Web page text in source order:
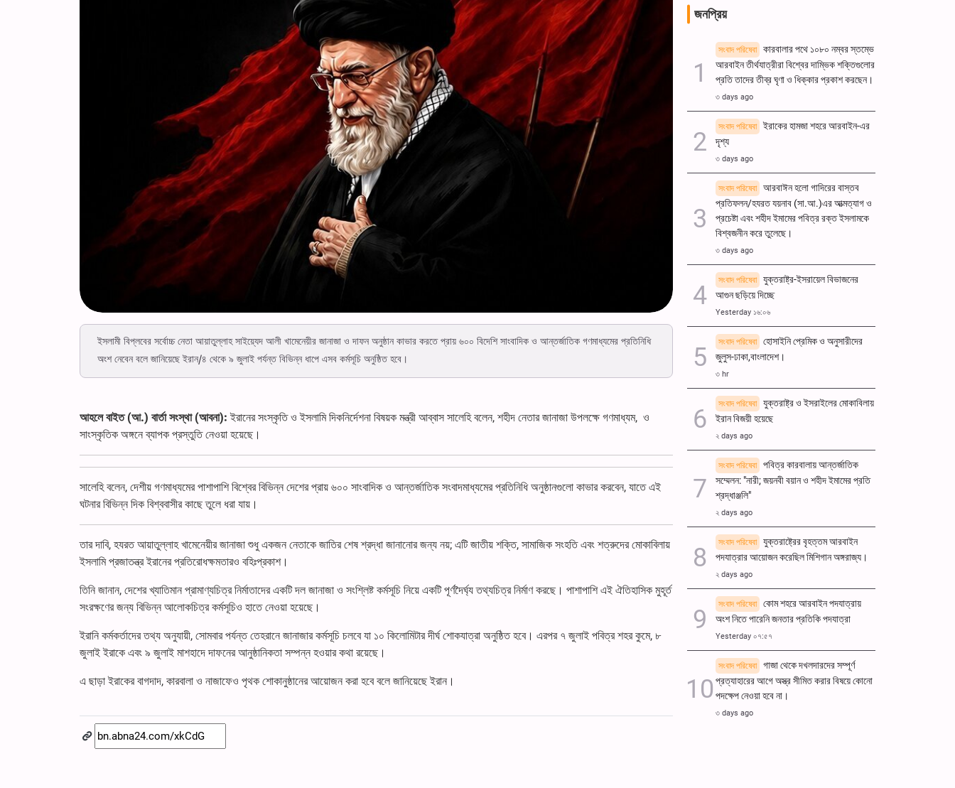
ইসলামী বিপ্লবের সর্বোচ্চ নেতা আয়াতুল্লাহ সাইয়্যেদ আলী খামেনেয়ীর জানাজা ও দাফন অনুষ্ঠান কাভার করতে প্রায় ৬০০ বিদেশি সাংবাদিক ও আন্তর্জাতিক গণমাধ্যমের প্রতিনিধি
অংশ নেবেন বলে জানিয়েছে ইরান/৪ থেকে ৯ জুলাই পর্যন্ত বিভিন্ন ধাপে এসব কর্মসূচি অনুষ্ঠিত হবে।
আহলে বাইত (আ.) বার্তা সংস্থা (আবনা): ইরানের সংস্কৃতি ও ইসলামি দিকনির্দেশনা বিষয়ক মন্ত্রী আব্বাস সালেহি বলেন, শহীদ নেতার জানাজা উপলক্ষে গণমাধ্যম, ও
সাংস্কৃতিক অঙ্গনে ব্যাপক প্রস্তুতি নেওয়া হয়েছে।
সালেহি বলেন, দেশীয় গণমাধ্যমের পাশাপাশি বিশ্বের বিভিন্ন দেশের প্রায় ৬০০ সাংবাদিক ও আন্তর্জাতিক সংবাদমাধ্যমের প্রতিনিধি অনুষ্ঠানগুলো কাভার করবেন, যাতে এই
ঘটনার বিভিন্ন দিক বিশ্ববাসীর কাছে তুলে ধরা যায়।
তার দাবি, হযরত আয়াতুল্লাহ খামেনেয়ীর জানাজা শুধু একজন নেতাকে জাতির শেষ শ্রদ্ধা জানানোর জন্য নয়; এটি জাতীয় শক্তি, সামাজিক সংহতি এবং শত্রুদের মোকাবিলায়
ইসলামি প্রজাতন্ত্র ইরানের প্রতিরোধক্ষমতারও বহিঃপ্রকাশ।
তিনি জানান, দেশের খ্যাতিমান প্রামাণ্যচিত্র নির্মাতাদের একটি দল জানাজা ও সংশ্লিষ্ট কর্মসূচি নিয়ে একটি পূর্ণদৈর্ঘ্য তথ্যচিত্র নির্মাণ করছে। পাশাপাশি এই ঐতিহাসিক মুহূর্ত
সংরক্ষণের জন্য বিভিন্ন আলোকচিত্র কর্মসূচিও হাতে নেওয়া হয়েছে।
ইরানি কর্মকর্তাদের তথ্য অনুযায়ী, সোমবার পর্যন্ত তেহরানে জানাজার কর্মসূচি চলবে যা ১০ কিলোমিটার দীর্ঘ শোকযাত্রা অনুষ্ঠিত হবে। এরপর ৭ জুলাই পবিত্র শহর কুমে, ৮
জুলাই ইরাকে এবং ৯ জুলাই মাশহাদে দাফনের আনুষ্ঠানিকতা সম্পন্ন হওয়ার কথা রয়েছে।
এ ছাড়া ইরাকের বাগদাদ, কারবালা ও নাজাফেও পৃথক শোকানুষ্ঠানের আয়োজন করা হবে বলে জানিয়েছে ইরান।
জনপ্রিয়
সংবাদ পরিষেবা
কারবালার পথে ১০৮০ নম্বর স্তম্ভে
আরবাইন তীর্থযাত্রীরা বিশ্বের দাম্ভিক শক্তিগুলোর
প্রতি তাদের তীব্র ঘৃণা ও ধিক্কার প্রকাশ করছেন।
৩ days ago
সংবাদ পরিষেবা
ইরাকের হামজা শহরে আরবাইন-এর
দৃশ্য
৩ days ago
সংবাদ পরিষেবা
আরবাঈন হলো গাদিরের বাস্তব
প্রতিফলন/হযরত যয়নাব (সা.আ.)এর আত্মত্যাগ ও
প্রচেষ্টা এবং শহীদ ইমামের পবিত্র রক্ত ​​ইসলামকে
বিশ্বজনীন করে তুলেছে।
৩ days ago
সংবাদ পরিষেবা
যুক্তরাষ্ট্র-ইসরায়েল বিভাজনের
আগুন ছড়িয়ে দিচ্ছে
Yesterday ১৬:০৬
সংবাদ পরিষেবা
হোসাইনি প্রেমিক ও অনুসারীদের
জুলুস-ঢাকা,বাংলাদেশ।
৩ hr
সংবাদ পরিষেবা
যুক্তরাষ্ট্র ও ইসরাইলের মোকাবিলায়
ইরান বিজয়ী হয়েছে
২ days ago
সংবাদ পরিষেবা
পবিত্র কারবালায় আন্তর্জাতিক
সম্মেলন: "নারী; জয়নবী বয়ান ও শহীদ ইমামের প্রতি
শ্রদ্ধাঞ্জলি"
২ days ago
সংবাদ পরিষেবা
যুক্তরাষ্ট্রের বৃহত্তম আরবাইন
পদযাত্রার আয়োজন করেছিল মিশিগান অঙ্গরাজ্য।
২ days ago
সংবাদ পরিষেবা
কোম শহরে আরবাইন পদযাত্রায়
অংশ নিতে পারেনি জনতার প্রতিকি পদযাত্রা
Yesterday ০৭:৫৭
সংবাদ পরিষেবা
গাজা থেকে দখলদারদের সম্পূর্ণ
প্রত্যাহারের আগে অস্ত্র সীমিত করার বিষয়ে কোনো
পদক্ষেপ নেওয়া হবে না।
৩ days ago